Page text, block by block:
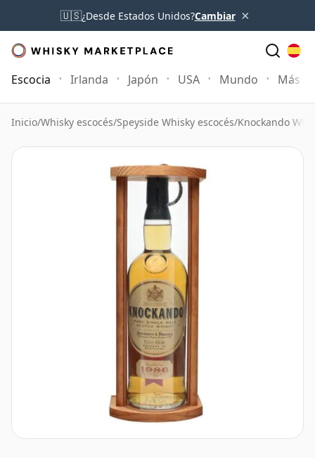
🇺🇸¿Desde Estados Unidos?Cambiar ×
Escocia Irlanda Japón USA Mundo Más
Inicio/Whisky escocés/Speyside Whisky escocés/Knockando